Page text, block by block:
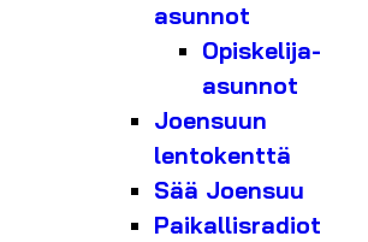
asunnot
Opiskelija-
asunnot
Joensuun
lentokenttä
Sää Joensuu
Paikallisradiot